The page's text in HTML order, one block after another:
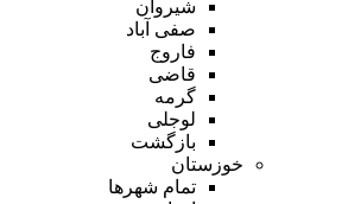
شیروان
صفی آباد
فاروج
قاضی
گرمه
لوجلی
بازگشت
خوزستان
تمام شهر‌ها